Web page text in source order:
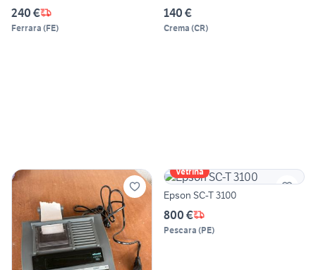
240 €
Ferrara (FE)
140 €
Crema (CR)
Vetrina
Epson SC-T 3100
800 €
Pescara (PE)